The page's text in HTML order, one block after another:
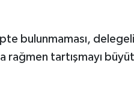
bulunmaması,
rağmen tartışmayı